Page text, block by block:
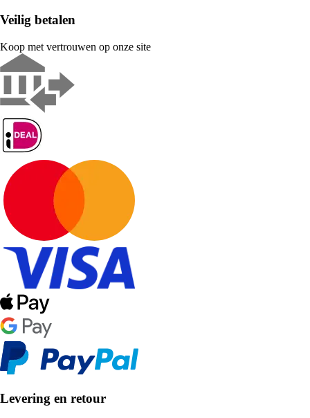
Veilig betalen
Koop met vertrouwen op onze site
Levering en retour